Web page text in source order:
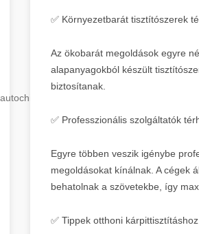
✅ Környezetbarát tisztítószerek
Az ökobarát megoldások egyre
alapanyagokból készült
biztosítanak.
✅ Professzionális szolgáltatók
Egyre többen veszik igénybe
megoldásokat kínálnak. A cégek
behatolnak a szövetekbe, így
✅ Tippek otthoni kárpittisztításhoz